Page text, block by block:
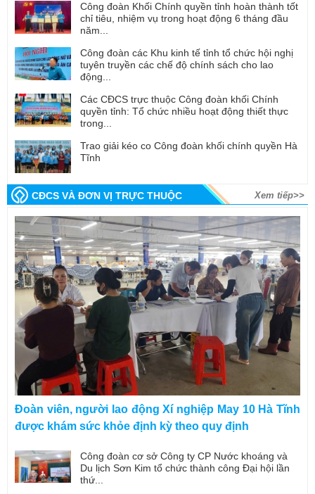
Công đoàn Khối Chính quyền tỉnh hoàn thành tốt
chỉ tiêu, nhiệm vụ trong hoạt động 6 tháng đầu
năm...
Công đoàn các Khu kinh tế tỉnh tổ chức hội nghị
tuyên truyền các chế độ chính sách cho lao
động...
Các CĐCS trực thuộc Công đoàn khối Chính
quyền tỉnh: Tổ chức nhiều hoạt động thiết thực
trong...
Trao giải kéo co Công đoàn khối chính quyền Hà
Tĩnh
CĐCS VÀ ĐƠN VỊ TRỰC THUỘC Xem tiếp>>
Đoàn viên, người lao động Xí nghiệp May 10 Hà Tĩnh
được khám sức khỏe định kỳ theo quy định
Công đoàn cơ sở Công ty CP Nước khoáng và
Du lịch Sơn Kim tổ chức thành công Đại hội lần
thứ...